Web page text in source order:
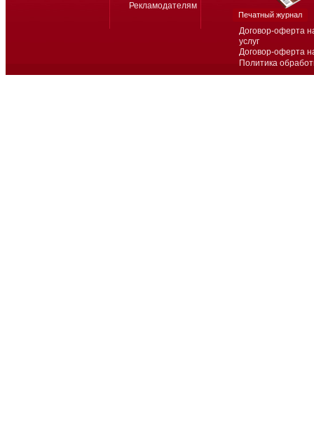
Договор-оферта
услуг
Договор-оферта
Политика
Рекламодателям
Печатный журнал